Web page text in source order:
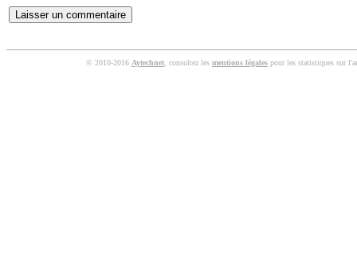
© 2010-2016 Aytechnet , consultez les mentions légales pour les statistiques sur